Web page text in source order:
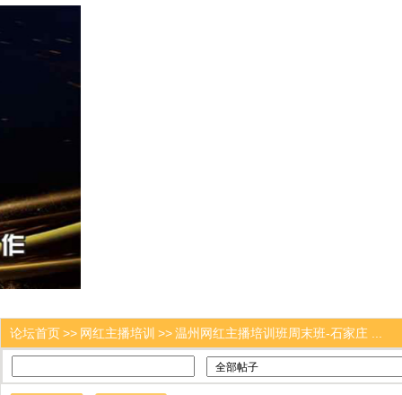
论坛首页>> 网红主播培训 >>温州网红主播培训班周末班-石家庄 ...